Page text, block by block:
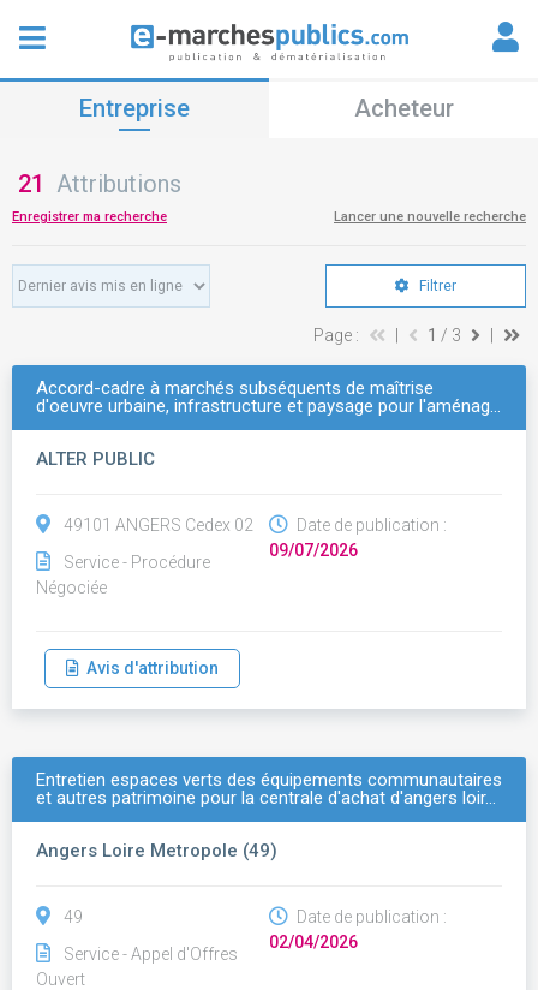
Entreprise Acheteur
21 Attributions
Enregistrer ma recherche Lancer une nouvelle recherche
Filtrer
Page : 1 / 3
Accord-cadre à marchés subséquents de maîtrise
d'oeuvre urbaine, infrastructure et paysage pour l'aménag…
ALTER PUBLIC
49101 ANGERS Cedex 02
Service - Procédure
Négociée
Date de publication :
09/07/2026
Avis d'attribution
Entretien espaces verts des équipements communautaires
et autres patrimoine pour la centrale d'achat d'angers loir…
Angers Loire Metropole (49)
49
Service - Appel d'Offres
Ouvert
Date de publication :
02/04/2026